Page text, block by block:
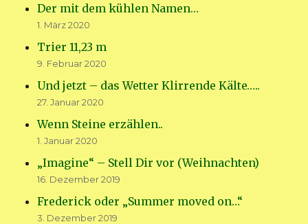
Der mit dem kühlen Namen…
1. März 2020
Trier 11,23 m
9. Februar 2020
Und jetzt – das Wetter Klirrende Kälte…..
27. Januar 2020
Wenn Steine erzählen..
1. Januar 2020
„Imagine“ – Stell Dir vor (Weihnachten)
16. Dezember 2019
Frederick oder „Summer moved on…“
3. Dezember 2019